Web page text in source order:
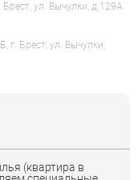
ул. Вычулки, д.129А
г. Брест, ул. Вычулки,
(квартира в